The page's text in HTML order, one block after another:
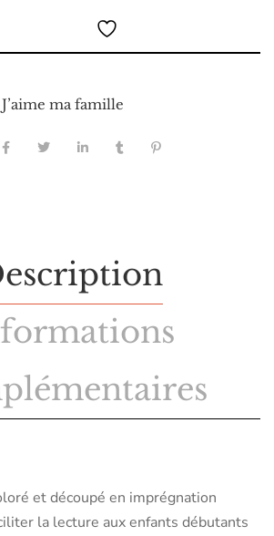
J’aime ma famille
et découpé en imprégnation
la lecture aux enfants débutants